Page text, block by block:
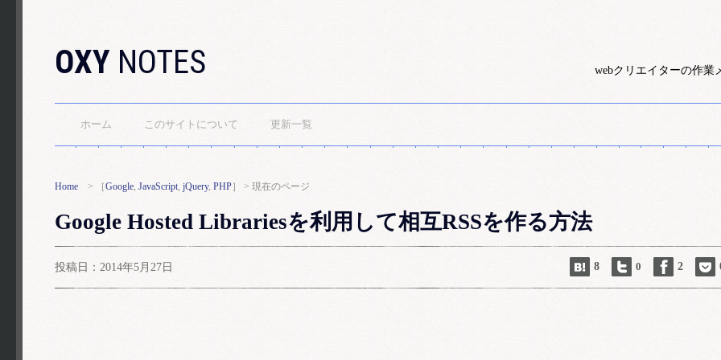
OXY NOTES webクリエイターの作業
ホーム このサイトについて 更新一覧
Home > ［Google, JavaScript, jQuery, PHP］ > 現在のページ
Google Hosted Librariesを利用して相互RSSを作る方法
投稿日：2014年5月27日 8 0 2